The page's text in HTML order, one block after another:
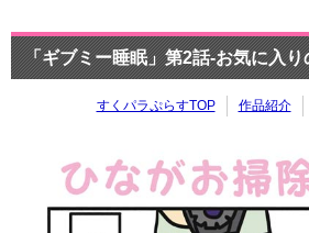
「ギブミー睡眠」第2話-お気に入り
すくパラぷらすTOP 作品紹介